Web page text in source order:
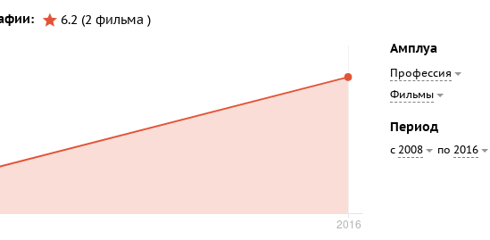
6.2 (2 фильма )
Амплуа
Профессия
Фильмы
Период
с 2008 по 2016